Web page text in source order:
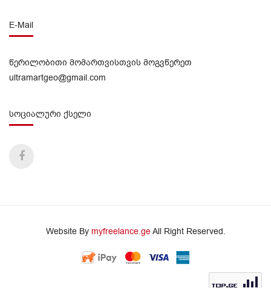
E-Mail
წერილობითი მომართვისთვის მოგვწერეთ
ultramartgeo@gmail.com
სოციალური ქსელი
Website By myfreelance.geAll Right Reserved.